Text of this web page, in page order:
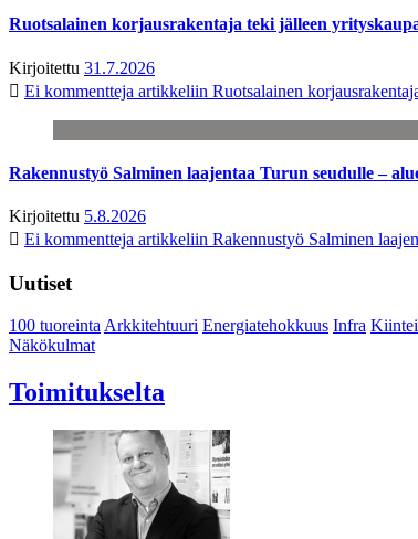
Ruotsalainen korjausrakentaja teki jälleen
Kirjoitettu 31.7.2026
Ei kommentteja artikkeliin Ruotsalainen
Rakennustyö Salminen laajentaa Turun seudulle –
Kirjoitettu 5.8.2026
Ei kommentteja artikkeliin Rakennustyö Salminen
Uutiset
100 tuoreintaArkkitehtuuri Energiatehokkuus Infra
Näkökulmat
Toimitukselta